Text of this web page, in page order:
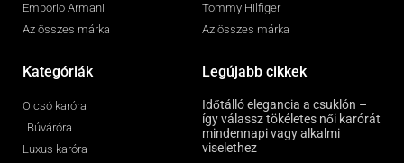
Emporio Armani
Az összes márka
Tommy Hilfiger
Az összes márka
Kategóriák
Olcsó karóra
Búváróra
Luxus karóra
Legújabb cikkek
Időtálló elegancia a csuklón –
így válassz tökéletes női karórát
mindennapi vagy alkalmi
viselethez